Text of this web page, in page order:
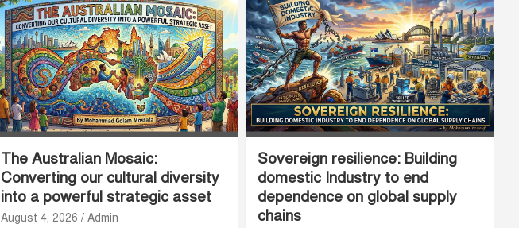
The Australian Mosaic:
Converting our cultural diversity
into a powerful strategic asset
August 4, 2026 Admin
Sovereign resilience: Building
domestic Industry to end
dependence on global supply
chains